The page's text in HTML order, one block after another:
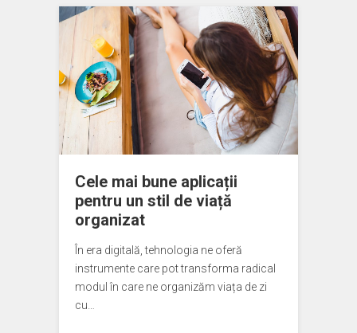
Cele mai bune aplicații
pentru un stil de viață
organizat
În era digitală, tehnologia ne oferă
instrumente care pot transforma radical
modul în care ne organizăm viața de zi
cu…